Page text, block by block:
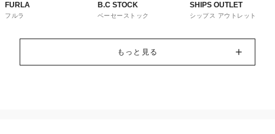
FURLA
フルラ
B.C STOCK
ベーセーストック
SHIPS OUTLET
シップス アウトレット
もっと見る